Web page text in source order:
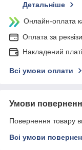
Детальніше
Онлайн-оплата
Оплата за
Накладений
Всі умови оплати
Умови
Повернення товару
Всі умови